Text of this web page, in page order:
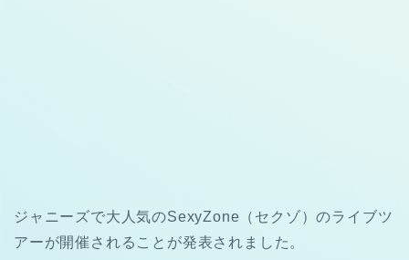
ジャニーズで大人気のSexyZone（セクゾ）のライブツ
アーが開催されることが発表されました。